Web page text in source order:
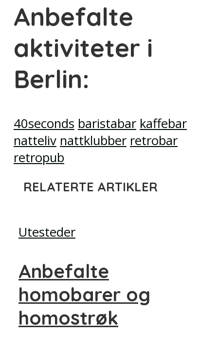
Anbefalte
aktiviteter i
Berlin:
40seconds baristabar kaffebar
natteliv nattklubber retrobar
retropub
RELATERTE ARTIKLER
Utesteder
Anbefalte
homobarer og
homostrøk